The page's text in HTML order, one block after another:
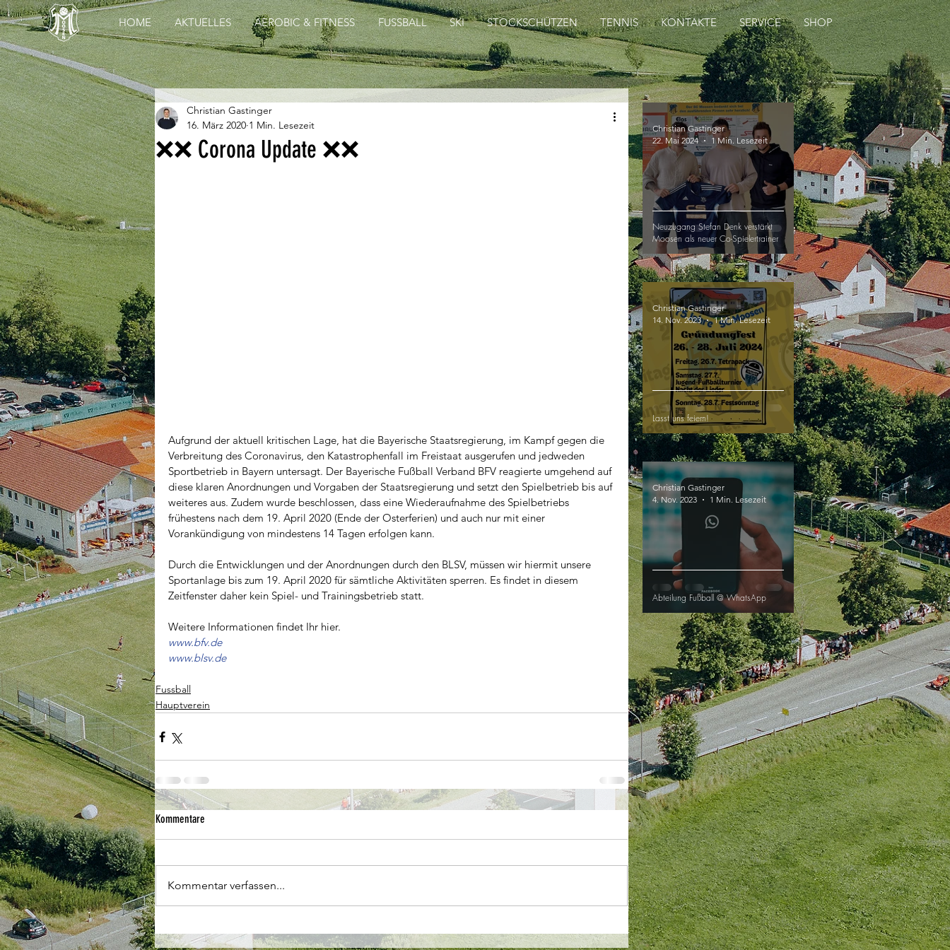
HOME AKTUELLES AEROBIC & FITNESS FUSSBALL SKI STOCKSCHÜTZEN TENNIS KONTAKTE SERVICE SHOP
❌❌ Corona Update ❌❌
Christian Gastinger
16. März 2020 1 Min. Lesezeit
Aufgrund der aktuell kritischen Lage, hat die Bayerische Staatsregierung, im Kampf gegen die
Verbreitung des Coronavirus, den Katastrophenfall im Freistaat ausgerufen und jedweden
Sportbetrieb in Bayern untersagt. Der Bayerische Fußball Verband BFV reagierte umgehend auf
diese klaren Anordnungen und Vorgaben der Staatsregierung und setzt den Spielbetrieb bis auf
weiteres aus. Zudem wurde beschlossen, dass eine Wiederaufnahme des Spielbetriebs
frühestens nach dem 19. April 2020 (Ende der Osterferien) und auch nur mit einer
Vorankündigung von mindestens 14 Tagen erfolgen kann.
Durch die Entwicklungen und der Anordnungen durch den BLSV, müssen wir hiermit unsere
Sportanlage bis zum 19. April 2020 für sämtliche Aktivitäten sperren. Es findet in diesem
Zeitfenster daher kein Spiel- und Trainingsbetrieb statt.
Weitere Informationen findet Ihr hier.
www.bfv.de
www.blsv.de
Fussball
Hauptverein
Kommentare
Kommentar verfassen...
Neuzugang Stefan Denk verstärkt
Moosen als neuer Co-Spielertrainer
Christian Gastinger
22. Mai 2024
1 Min. Lesezeit
Lasst uns feiern!
Christian Gastinger
14. Nov. 2023
1 Min. Lesezeit
Abteilung Fußball @ WhatsApp
Christian Gastinger
4. Nov. 2023
1 Min. Lesezeit